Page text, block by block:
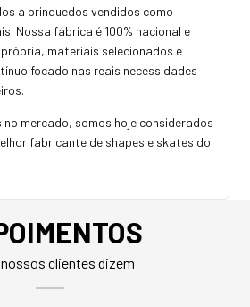
a brinquedos vendidos como
Nossa fábrica é 100% nacional e
materiais selecionados e
focado nas reais necessidades
no mercado, somos hoje considerados
fabricante de shapes e skates do
nossos clientes dizem